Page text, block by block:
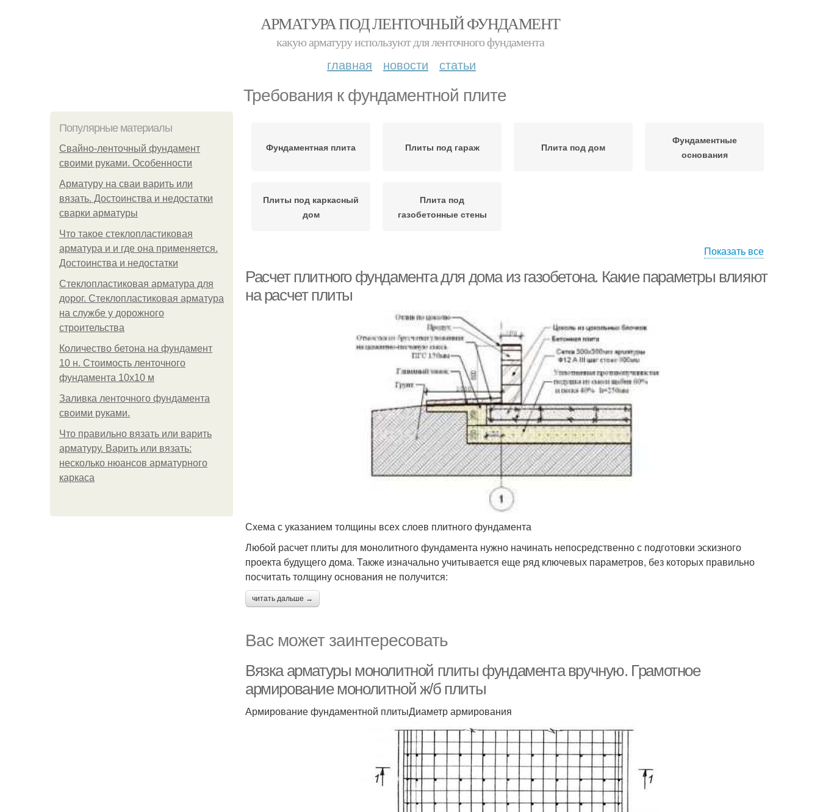
АРМАТУРА ПОД ЛЕНТОЧНЫЙ ФУНДАМЕНТ
какую арматуру используют для ленточного фундамента
главная новости статьи
Требования к фундаментной плите
Популярные материалы
Свайно-ленточный фундамент
своими руками. Особенности
Арматуру на сваи варить или
вязать. Достоинства и недостатки
сварки арматуры
Что такое стеклопластиковая
арматура и и где она применяется.
Достоинства и недостатки
Стеклопластиковая арматура для
дорог. Стеклопластиковая арматура
на службе у дорожного
строительства
Количество бетона на фундамент
10 н. Стоимость ленточного
фундамента 10х10 м
Заливка ленточного фундамента
своими руками.
Что правильно вязать или варить
арматуру. Варить или вязать:
несколько нюансов арматурного
каркаса
Фундаментная плита Плиты под гараж Плита под дом
Фундаментные
основания
Плиты под каркасный
дом
Плита под
газобетонные стены
Показать все
Расчет плитного фундамента для дома из газобетона. Какие параметры влияют
на расчет плиты
Схема с указанием толщины всех слоев плитного фундамента
Любой расчет плиты для монолитного фундамента нужно начинать непосредственно с подготовки эскизного
проекта будущего дома. Также изначально учитывается еще ряд ключевых параметров, без которых правильно
посчитать толщину основания не получится:
читать дальше →
Вас может заинтересовать
Вязка арматуры монолитной плиты фундамента вручную. Грамотное
армирование монолитной ж/б плиты
Армирование фундаментной плитыДиаметр армирования